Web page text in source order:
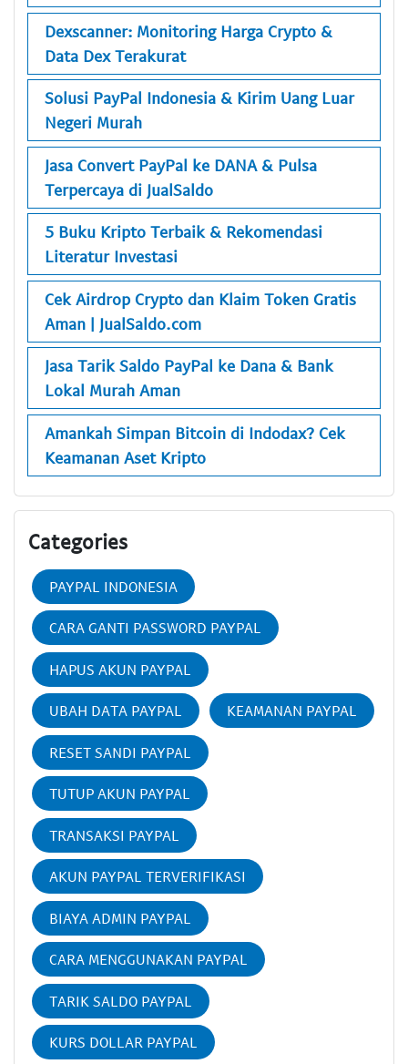
Dexscanner: Monitoring Harga Crypto &
Data Dex Terakurat
Solusi PayPal Indonesia & Kirim Uang Luar
Negeri Murah
Jasa Convert PayPal ke DANA & Pulsa
Terpercaya di JualSaldo
5 Buku Kripto Terbaik & Rekomendasi
Literatur Investasi
Cek Airdrop Crypto dan Klaim Token Gratis
Aman | JualSaldo.com
Jasa Tarik Saldo PayPal ke Dana & Bank
Lokal Murah Aman
Amankah Simpan Bitcoin di Indodax? Cek
Keamanan Aset Kripto
Categories
PAYPAL INDONESIA
CARA GANTI PASSWORD PAYPAL
HAPUS AKUN PAYPAL
UBAH DATA PAYPAL KEAMANAN PAYPAL
RESET SANDI PAYPAL
TUTUP AKUN PAYPAL
TRANSAKSI PAYPAL
AKUN PAYPAL TERVERIFIKASI
BIAYA ADMIN PAYPAL
CARA MENGGUNAKAN PAYPAL
TARIK SALDO PAYPAL
KURS DOLLAR PAYPAL